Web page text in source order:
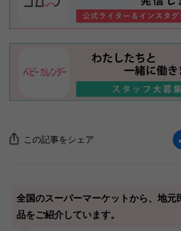
この記事をシェア
全国のスーパーマーケットから、地元
品をご紹介しています。